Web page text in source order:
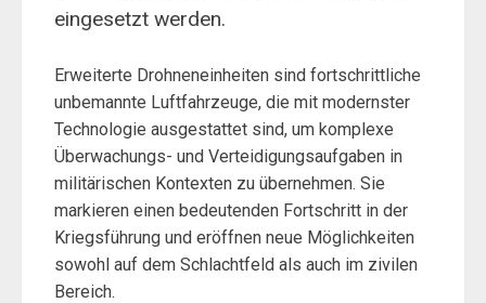
eingesetzt werden.
Erweiterte Drohneneinheiten sind fortschrittliche
unbemannte Luftfahrzeuge, die mit modernster
Technologie ausgestattet sind, um komplexe
Überwachungs- und Verteidigungsaufgaben in
militärischen Kontexten zu übernehmen. Sie
markieren einen bedeutenden Fortschritt in der
Kriegsführung und eröffnen neue Möglichkeiten
sowohl auf dem Schlachtfeld als auch im zivilen
Bereich.